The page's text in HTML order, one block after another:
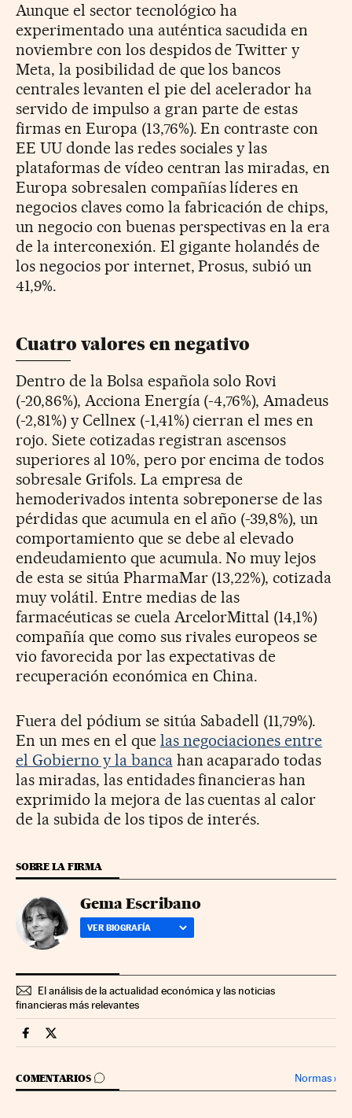
Aunque el sector tecnológico ha
experimentado una auténtica sacudida en
noviembre con los despidos de Twitter y
Meta, la posibilidad de que los bancos
centrales levanten el pie del acelerador ha
servido de impulso a gran parte de estas
firmas en Europa (13,76%). En contraste con
EE UU donde las redes sociales y las
plataformas de vídeo centran las miradas, en
Europa sobresalen compañías líderes en
negocios claves como la fabricación de chips,
un negocio con buenas perspectivas en la era
de la interconexión. El gigante holandés de
los negocios por internet, Prosus, subió un
41,9%.
Cuatro valores en negativo
Dentro de la Bolsa española solo Rovi
(-20,86%), Acciona Energía (-4,76%), Amadeus
(-2,81%) y Cellnex (-1,41%) cierran el mes en
rojo. Siete cotizadas registran ascensos
superiores al 10%, pero por encima de todos
sobresale Grifols. La empresa de
hemoderivados intenta sobreponerse de las
pérdidas que acumula en el año (-39,8%), un
comportamiento que se debe al elevado
endeudamiento que acumula. No muy lejos
de esta se sitúa PharmaMar (13,22%), cotizada
muy volátil. Entre medias de las
farmacéuticas se cuela ArcelorMittal (14,1%)
compañía que como sus rivales europeos se
vio favorecida por las expectativas de
recuperación económica en China.
Fuera del pódium se sitúa Sabadell (11,79%).
En un mes en el que las negociaciones entre
el Gobierno y la bancahan acaparado todas
las miradas, las entidades financieras han
exprimido la mejora de las cuentas al calor
de la subida de los tipos de interés.
SOBRE LA FIRMA
Gema Escribano
VER BIOGRAFÍA
El análisis de la actualidad económica y las noticias
financieras más relevantes
Mercados Financieros Cinco Días en Facebook
Mercados Financieros Cinco Días en Twitter
COMENTARIOS
IR A LOS COMENTARIOS Normas›